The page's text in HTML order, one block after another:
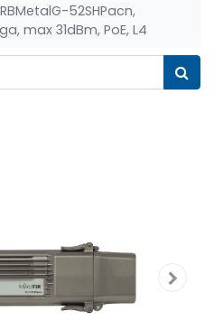
52SHPacn,
max 31dBm, PoE, L4